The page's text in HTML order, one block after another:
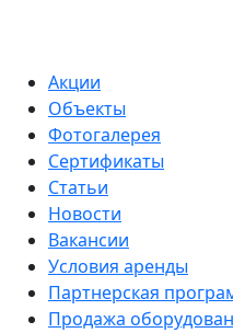
Акции
Объекты
Фотогалерея
Сертификаты
Статьи
Новости
Вакансии
Условия аренды
Партнерская
Продажа